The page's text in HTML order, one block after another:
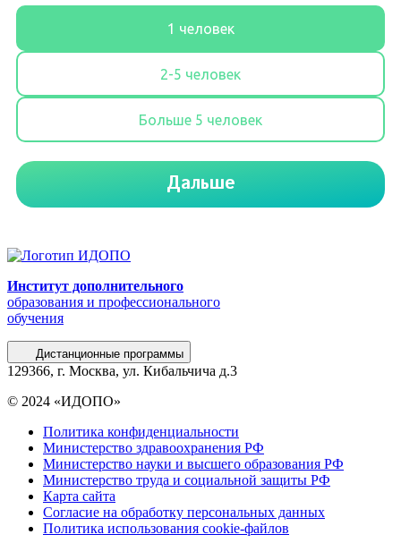
Институт дополнительного
образования и профессионального
обучения
Дистанционные программы
129366, г. Москва, ул. Кибальчича д.3
© 2024 «ИДОПО»
Политика конфиденциальности
Министерство здравоохранения РФ
Министерство науки и высшего образования РФ
Министерство труда и социальной защиты РФ
Карта сайта
Согласие на обработку персональных данных
Политика использования сookie-файлов